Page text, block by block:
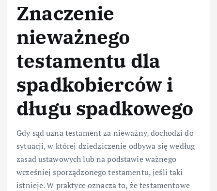
Znaczenie
nieważnego
testamentu dla
spadkobierców i
długu spadkowego
Gdy sąd uzna testament za nieważny, dochodzi do
sytuacji, w której dziedziczenie odbywa się według
zasad ustawowych lub na podstawie ważnego
wcześniej sporządzonego testamentu, jeśli taki
istnieje. W praktyce oznacza to, że testamentowe